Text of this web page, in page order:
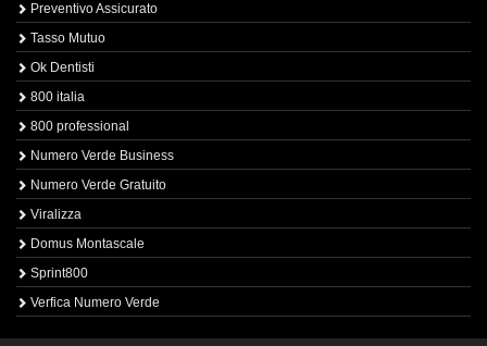
Preventivo Assicurato
Tasso Mutuo
Ok Dentisti
800 italia
800 professional
Numero Verde Business
Numero Verde Gratuito
Viralizza
Domus Montascale
Sprint800
Verfica Numero Verde